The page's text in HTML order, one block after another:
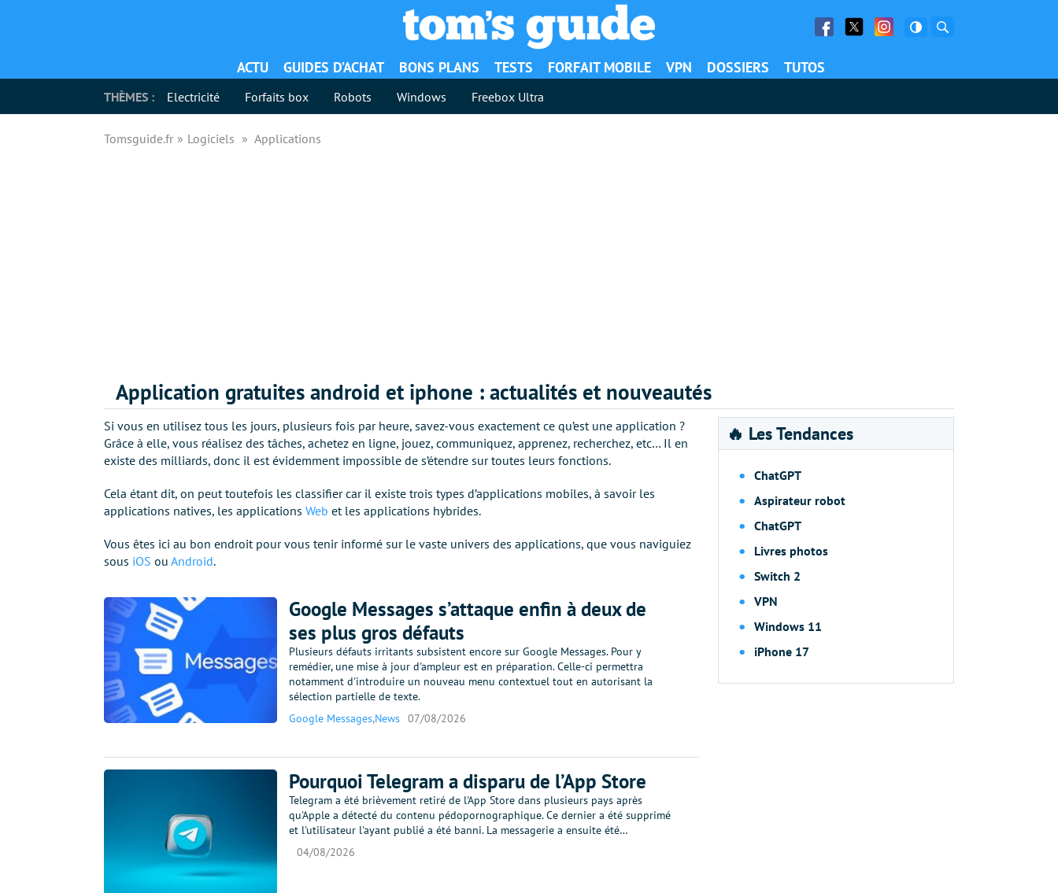
Facebook
Twitter Facebook
ACTU GUIDES D’ACHAT BONS PLANS TESTS FORFAIT MOBILE VPN DOSSIERS TUTOS
THÈMES : Electricité Forfaits box Robots Windows Freebox Ultra
Tomsguide.fr Logiciels Applications
Application gratuites android et iphone : actualités et nouveautés
Si vous en utilisez tous les jours, plusieurs fois par heure, savez-vous exactement ce qu’est une application ?
Grâce à elle, vous réalisez des tâches, achetez en ligne, jouez, communiquez, apprenez, recherchez, etc… Il en
existe des milliards, donc il est évidemment impossible de s’étendre sur toutes leurs fonctions.
Cela étant dit, on peut toutefois les classifier car il existe trois types d’applications mobiles, à savoir les
applications natives, les applications Web et les applications hybrides.
Vous êtes ici au bon endroit pour vous tenir informé sur le vaste univers des applications, que vous naviguiez
sous iOS ou Android.
Google Messages s’attaque enfin à deux de
ses plus gros défauts
Plusieurs défauts irritants subsistent encore sur Google Messages. Pour y
remédier, une mise à jour d'ampleur est en préparation. Celle-ci permettra
notamment d'introduire un nouveau menu contextuel tout en autorisant la
sélection partielle de texte.
Google Messages,News 07/08/2026
Pourquoi Telegram a disparu de l’App Store
Telegram a été brièvement retiré de l'App Store dans plusieurs pays après
qu'Apple a détecté du contenu pédopornographique. Ce dernier a été supprimé
et l'utilisateur l'ayant publié a été banni. La messagerie a ensuite été…
04/08/2026
🔥 Les Tendances
ChatGPT
Aspirateur robot
ChatGPT
Livres photos
Switch 2
VPN
Windows 11
iPhone 17